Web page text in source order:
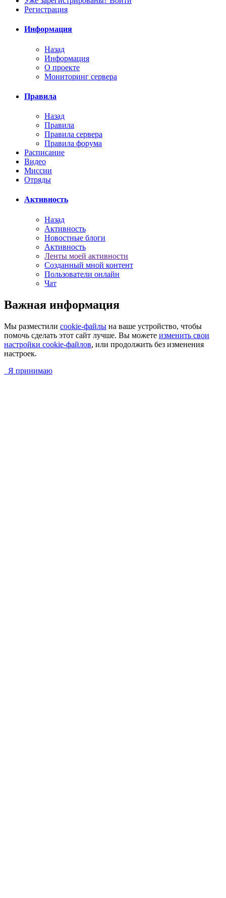
Регистрация
Информация
Назад
Информация
О проекте
Мониторинг сервера
Правила
Назад
Правила
Правила сервера
Правила форума
Расписание
Видео
Миссии
Отряды
Активность
Назад
Активность
Новостные блоги
Активность
Ленты моей активности
Созданный мной контент
Пользователи онлайн
Чат
Важная информация
Мы разместили cookie-файлы на ваше устройство, чтобы
помочь сделать этот сайт лучше. Вы можете изменить свои
настройки cookie-файлов, или продолжить без изменения
настроек.
Я принимаю